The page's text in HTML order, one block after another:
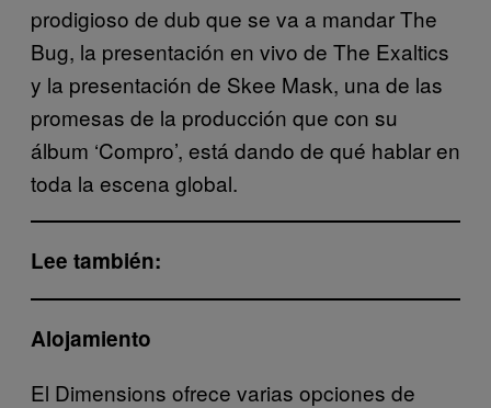
prodigioso de dub que se va a mandar The
Bug, la presentación en vivo de The Exaltics
y la presentación de Skee Mask, una de las
promesas de la producción que con su
álbum ‘Compro’, está dando de qué hablar en
toda la escena global.
Lee también:
Alojamiento
El Dimensions ofrece varias opciones de